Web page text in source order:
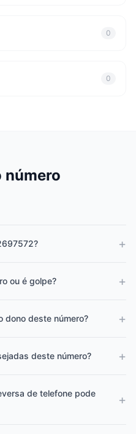
0
0
número
+
ou é golpe? +
dono deste número? +
deste número? +
de telefone pode
+